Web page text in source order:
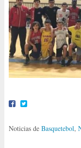
Noticias de Basquetebol,